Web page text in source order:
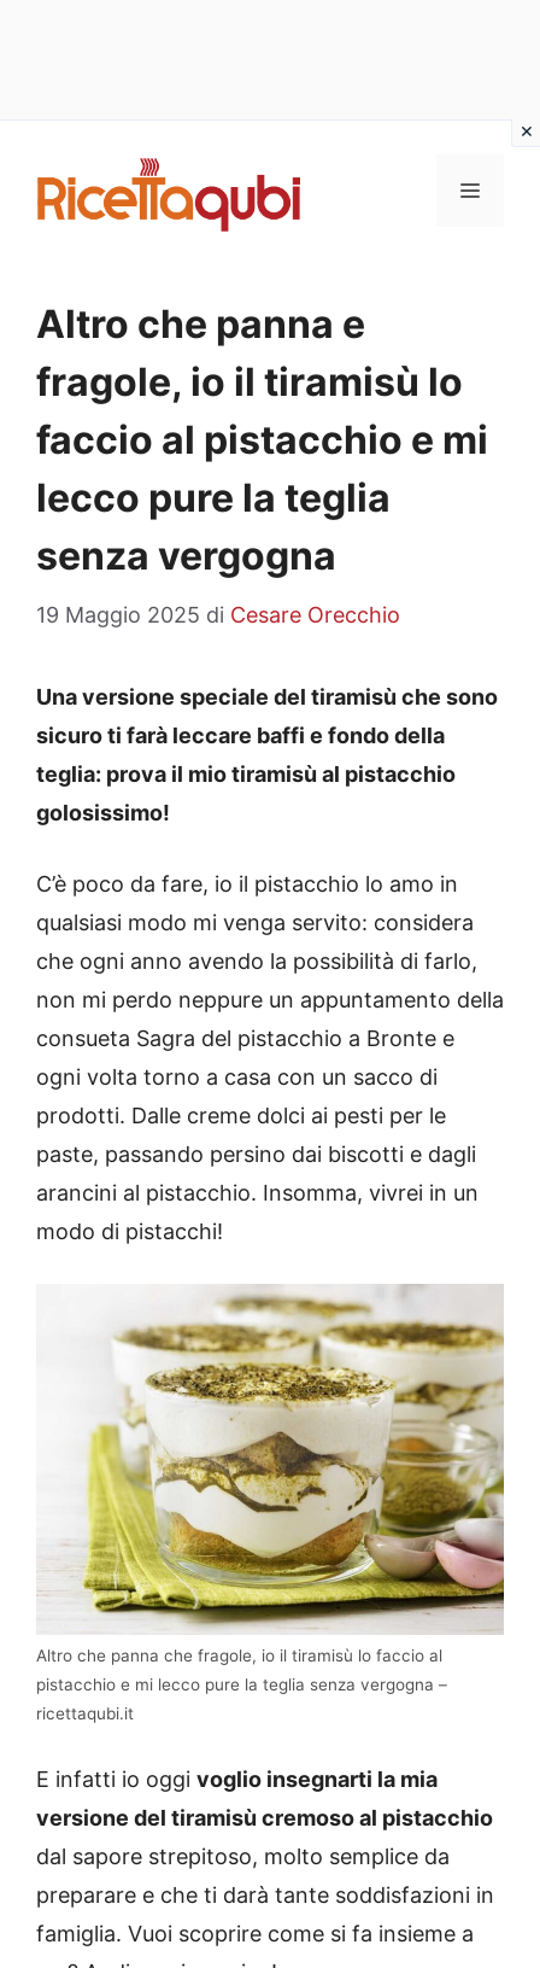
contenuto
MENU
Altro che panna e
fragole, io il tiramisù lo
faccio al pistacchio e mi
lecco pure la teglia
senza vergogna
19 Maggio 2025 di Cesare Orecchio
Una versione speciale del tiramisù che sono
sicuro ti farà leccare baffi e fondo della
teglia: prova il mio tiramisù al pistacchio
golosissimo!
C’è poco da fare, io il pistacchio lo amo in
qualsiasi modo mi venga servito: considera
che ogni anno avendo la possibilità di farlo,
non mi perdo neppure un appuntamento della
consueta Sagra del pistacchio a Bronte e
ogni volta torno a casa con un sacco di
prodotti. Dalle creme dolci ai pesti per le
paste, passando persino dai biscotti e dagli
arancini al pistacchio. Insomma, vivrei in un
modo di pistacchi!
Altro che panna che fragole, io il tiramisù lo faccio al
pistacchio e mi lecco pure la teglia senza vergogna –
ricettaqubi.it
E infatti io oggi voglio insegnarti la mia
versione del tiramisù cremoso al pistacchio
dal sapore strepitoso, molto semplice da
preparare e che ti darà tante soddisfazioni in
famiglia. Vuoi scoprire come si fa insieme a